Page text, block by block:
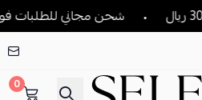
شحن مجاني للطلبات فوق 300
0